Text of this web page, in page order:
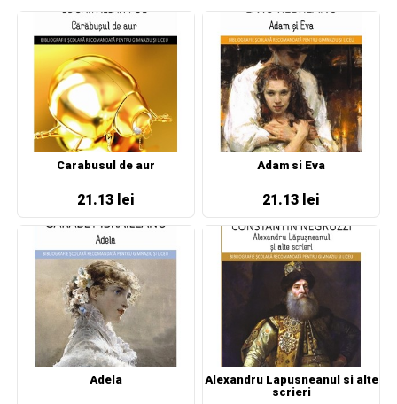
Carabusul de aur
21.13 lei
Adam si Eva
21.13 lei
Adela
Alexandru Lapusneanul si alte
scrieri